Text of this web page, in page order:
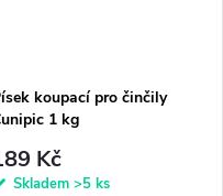
koupací pro činčily
1 kg
Kč
Skladem >5 ks